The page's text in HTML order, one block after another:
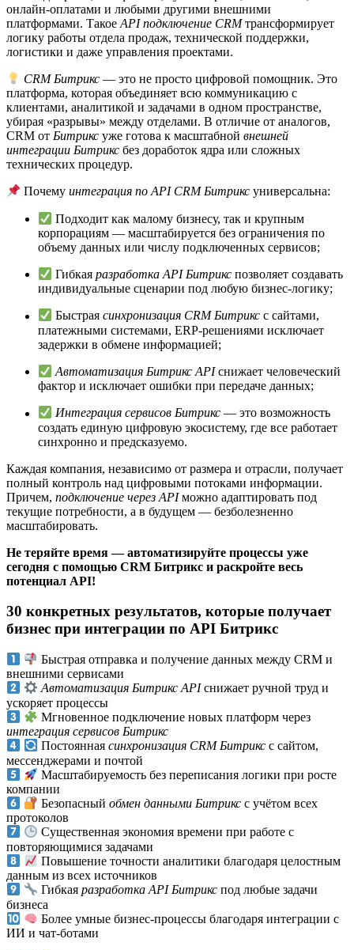
онлайн-оплатами и любыми другими внешними
платформами. Такое API подключение CRMтрансформирует
логику работы отдела продаж, технической поддержки,
логистики и даже управления проектами.
CRM Битрикс — это не просто цифровой помощник. Это
платформа, которая объединяет всю коммуникацию с
клиентами, аналитикой и задачами в одном пространстве,
убирая «разрывы» между отделами. В отличие от аналогов,
CRM от Битрикс уже готова к масштабной внешней
интеграции Битрикс без доработок ядра или сложных
технических процедур.
Почемуинтеграция по API CRM Битрикс универсальна:
Подходит как малому бизнесу, так и крупным
корпорациям — масштабируется без ограничения по
объему данных или числу подключенных сервисов;
Гибкаяразработка API Битрикс позволяет создавать
индивидуальные сценарии под любую бизнес-логику;
Быстраясинхронизация CRM Битрикс с сайтами,
платежными системами, ERP-решениями исключает
задержки в обмене информацией;
Автоматизация Битрикс APIснижает человеческий
фактор и исключает ошибки при передаче данных;
Интеграция сервисов Битрикс — это возможность
создать единую цифровую экосистему, где все работает
синхронно и предсказуемо.
Каждая компания, независимо от размера и отрасли, получает
полный контроль над цифровыми потоками информации.
Причем, подключение через APIможно адаптировать под
текущие потребности, а в будущем — безболезненно
масштабировать.
Не теряйте время — автоматизируйте процессы уже
сегодня с помощью CRM Битрикс и раскройте весь
потенциал API!
30 конкретных результатов, которые получает
бизнес при интеграции по API Битрикс
Быстрая отправка и получение данных между CRM и
внешними сервисами
Автоматизация Битрикс APIснижает ручной труд и
ускоряет процессы
Мгновенное подключение новых платформ через
интеграция сервисов Битрикс
Постояннаясинхронизация CRM Битрикс с сайтом,
мессенджерами и почтой
Масштабируемость без переписания логики при росте
компании
Безопасныйобмен данными Битрикс с учётом всех
протоколов
Существенная экономия времени при работе с
повторяющимися задачами
Повышение точности аналитики благодаря целостным
данным из всех источников
Гибкаяразработка API Битрикс под любые задачи
бизнеса
Более умные бизнес-процессы благодаря интеграции с
ИИ и чат-ботами